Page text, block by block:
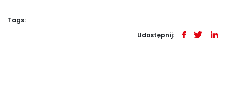
Tags:
Udostępnij: